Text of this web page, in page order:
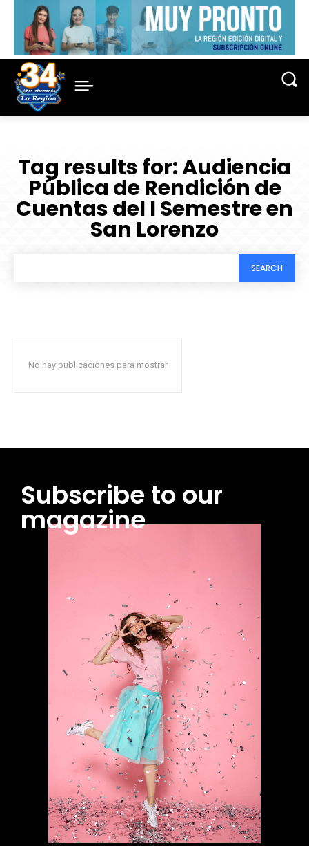
Tag results for:Audiencia
Pública de Rendición de
Cuentas del I Semestre en
San Lorenzo
SEARCH
No hay publicaciones para mostrar
Subscribe to our
magazine